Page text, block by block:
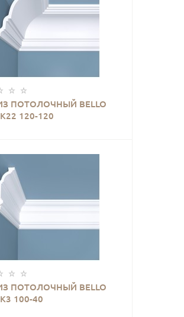
ПОТОЛОЧНЫЙ BELLO
К22 120-120
ПОТОЛОЧНЫЙ BELLO
100-40